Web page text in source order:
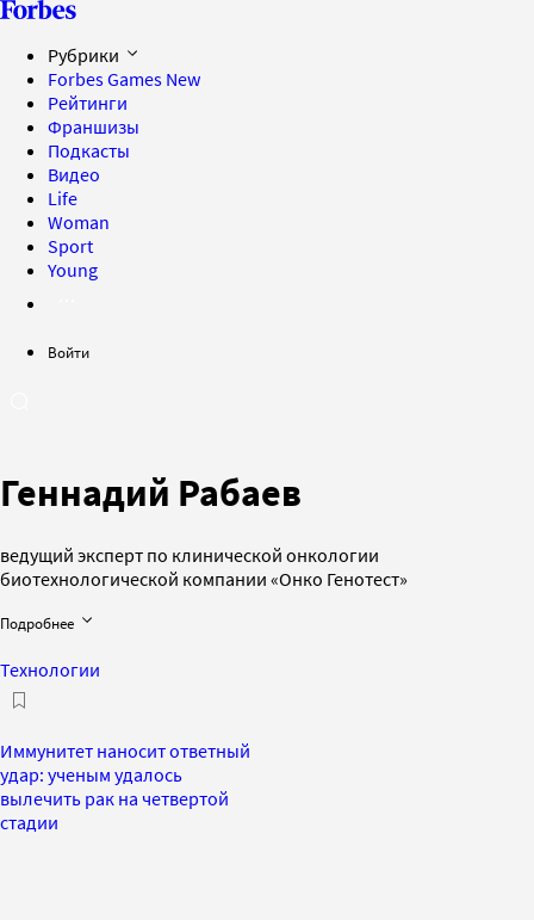
Рубрики
Forbes Games New
Рейтинги
Франшизы
Подкасты
Видео
Life
Woman
Sport
Young
Войти
Геннадий Рабаев
ведущий эксперт по клинической онкологии
биотехнологической компании «Онко Генотест»
Подробнее
Технологии
Иммунитет наносит ответный
удар: ученым удалось
вылечить рак на четвертой
стадии